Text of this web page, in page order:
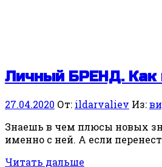
Личный БРЕНД. Как
27.04.2020 От: ildarvaliev Из:
Знаешь в чем плюсы новых
именно с ней. А если
Читать дальше